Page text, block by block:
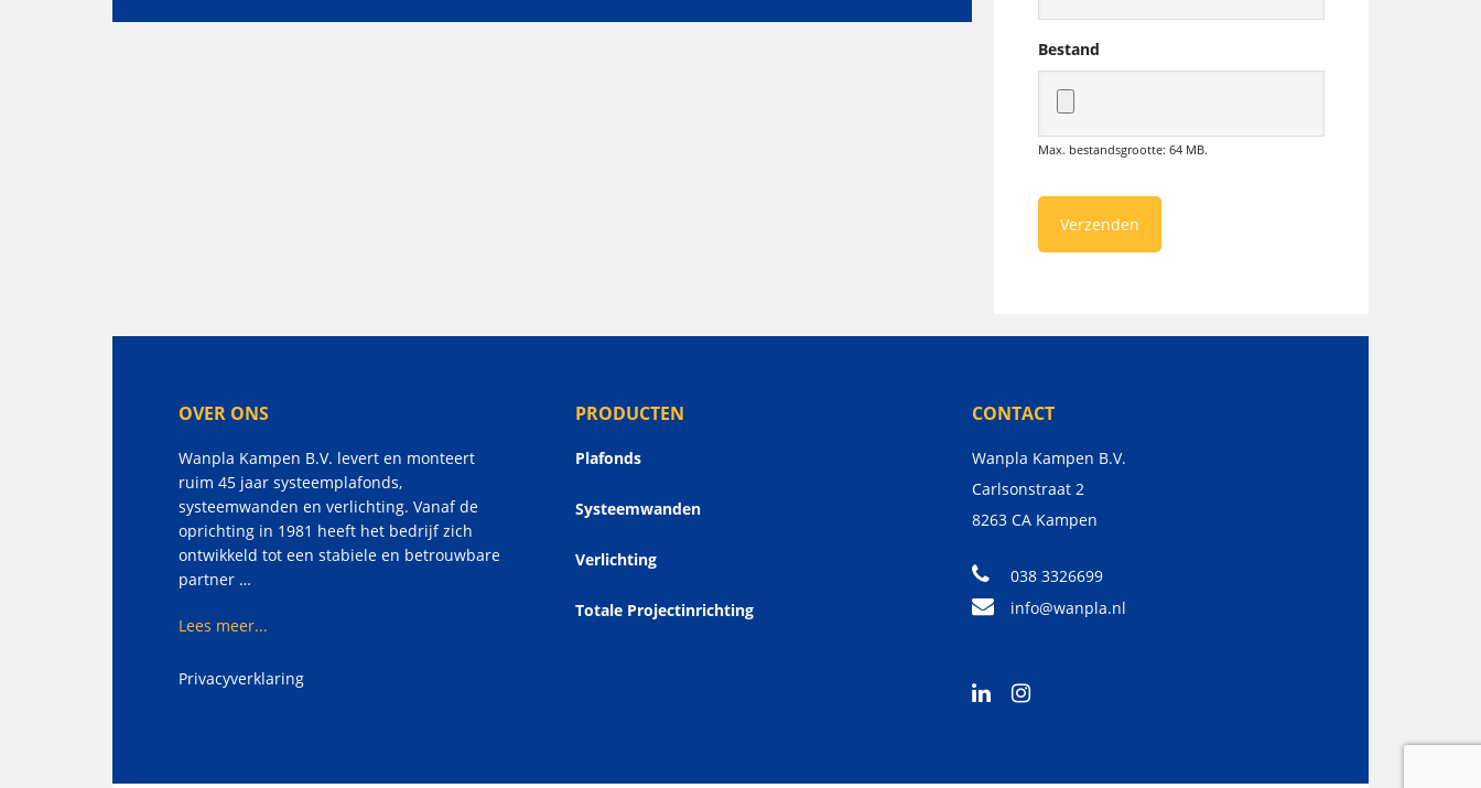
Bestand
Max. bestandsgrootte: 64 MB.
OVER ONS
Wanpla Kampen B.V. levert en monteert
ruim 45 jaar systeemplafonds,
systeemwanden en verlichting. Vanaf de
oprichting in 1981 heeft het bedrijf zich
ontwikkeld tot een stabiele en betrouwbare
partner …
Lees meer...
Privacyverklaring
PRODUCTEN
Plafonds
Systeemwanden
Verlichting
Totale Projectinrichting
CONTACT
Wanpla Kampen B.V.
Carlsonstraat 2
8263 CA Kampen
038 3326699
info@wanpla.nl